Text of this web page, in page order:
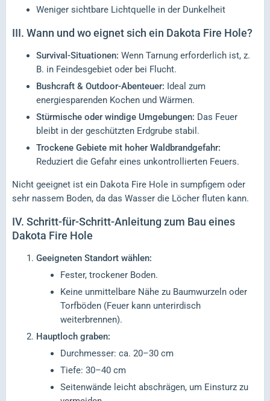
Weniger sichtbare Lichtquelle in der Dunkelheit
III. Wann und wo eignet sich ein Dakota Fire Hole?
Survival-Situationen: Wenn Tarnung erforderlich ist, z.
B. in Feindesgebiet oder bei Flucht.
Bushcraft & Outdoor-Abenteuer: Ideal zum
energiesparenden Kochen und Wärmen.
Stürmische oder windige Umgebungen: Das Feuer
bleibt in der geschützten Erdgrube stabil.
Trockene Gebiete mit hoher Waldbrandgefahr:
Reduziert die Gefahr eines unkontrollierten Feuers.
Nicht geeignet ist ein Dakota Fire Hole in sumpfigem oder
sehr nassem Boden, da das Wasser die Löcher fluten kann.
IV. Schritt-für-Schritt-Anleitung zum Bau eines
Dakota Fire Hole
Geeigneten Standort wählen:
Fester, trockener Boden.
Keine unmittelbare Nähe zu Baumwurzeln oder
Torfböden (Feuer kann unterirdisch
weiterbrennen).
Hauptloch graben:
Durchmesser: ca. 20–30 cm
Tiefe: 30–40 cm
Seitenwände leicht abschrägen, um Einsturz zu